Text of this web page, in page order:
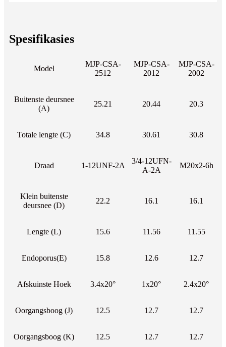
Spesifikasies
Model
MJP-CSA-
2512
MJP-CSA-
2012
MJP-CSA-
2002
Buitenste deursnee
(A)
25.21 20.44 20.3
Totale lengte (C) 34.8 30.61 30.8
Draad 1-12UNF-2A
3/4-12UFN-
A-2A
M20x2-6h
Klein buitenste
deursnee (D)
22.2 16.1 16.1
Lengte (L) 15.6 11.56 11.55
Endoporus(E) 15.8 12.6 12.7
Afskuinste Hoek 3.4x20° 1x20° 2.4x20°
Oorgangsboog (J) 12.5 12.7 12.7
Oorgangsboog (K) 12.5 12.7 12.7